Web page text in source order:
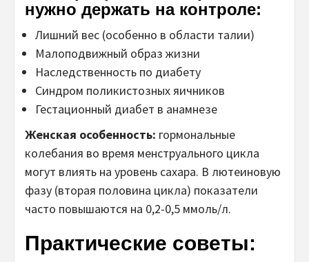
нужно держать на контроле:
Лишний вес (особенно в области талии)
Малоподвижный образ жизни
Наследственность по диабету
Синдром поликистозных яичников
Гестационный диабет в анамнезе
Женская особенность: гормональные
колебания во время менструального цикла
могут влиять на уровень сахара. В лютеиновую
фазу (вторая половина цикла) показатели
часто повышаются на 0,2-0,5 ммоль/л.
Практические советы: